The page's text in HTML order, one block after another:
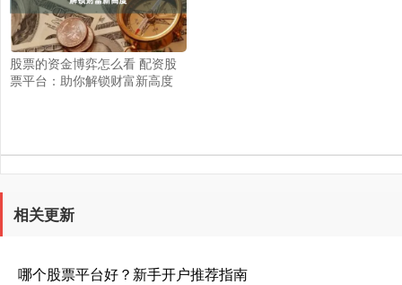
股票的资金博弈怎么看 配资股
票平台：助你解锁财富新高度
相关更新
哪个股票平台好？新手开户推荐指南